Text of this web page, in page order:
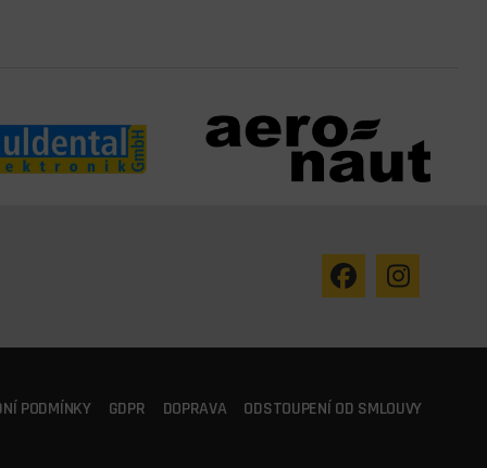
PODMÍNKY GDPR DOPRAVA ODSTOUPENÍ OD SMLOUVY